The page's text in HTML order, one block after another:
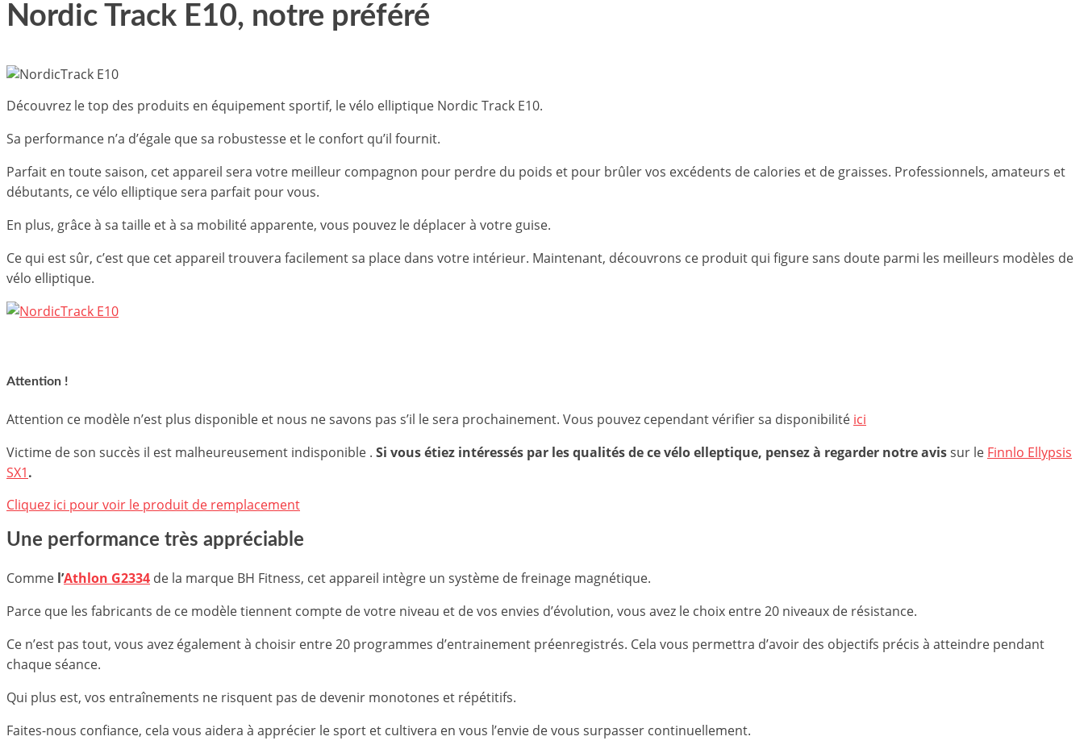
Nordic Track E10, notre préféré
Découvrez le top des produits en équipement sportif, le vélo elliptique Nordic Track E10.
Sa performance n’a d’égale que sa robustesse et le confort qu’il fournit.
Parfait en toute saison, cet appareil sera votre meilleur compagnon pour perdre du poids et pour brûler vos excédents de calories et de graisses. Professionnels, amateurs et
débutants, ce vélo elliptique sera parfait pour vous.
En plus, grâce à sa taille et à sa mobilité apparente, vous pouvez le déplacer à votre guise.
Ce qui est sûr, c’est que cet appareil trouvera facilement sa place dans votre intérieur. Maintenant, découvrons ce produit qui figure sans doute parmi les meilleurs modèles de
vélo elliptique.
Attention !
Attention ce modèle n’est plus disponible et nous ne savons pas s’il le sera prochainement. Vous pouvez cependant vérifier sa disponibilité ici
Victime de son succès il est malheureusement indisponible . Si vous étiez intéressés par les qualités de ce vélo elleptique, pensez à regarder notre avissur le Finnlo Ellypsis
SX1.
Cliquez ici pour voir le produit de remplacement
Une performance très appréciable
Comme l’Athlon G2334 de la marque BH Fitness, cet appareil intègre un système de freinage magnétique.
Parce que les fabricants de ce modèle tiennent compte de votre niveau et de vos envies d’évolution, vous avez le choix entre 20 niveaux de résistance.
Ce n’est pas tout, vous avez également à choisir entre 20 programmes d’entrainement préenregistrés. Cela vous permettra d’avoir des objectifs précis à atteindre pendant
chaque séance.
Qui plus est, vos entraînements ne risquent pas de devenir monotones et répétitifs.
Faites-nous confiance, cela vous aidera à apprécier le sport et cultivera en vous l’envie de vous surpasser continuellement.